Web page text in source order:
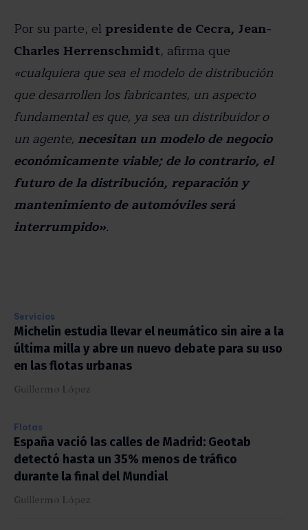
Por su parte, el presidente de Cecra, Jean-
Charles Herrenschmidt, afirma que
«cualquiera que sea el modelo de distribución
que desarrollen los fabricantes, un aspecto
fundamental es que, ya sea un distribuidor o
un agente, necesitan un modelo de negocio
económicamente viable; de ​​lo contrario, el
futuro de la distribución, reparación y
mantenimiento de automóviles será
interrumpido».
Servicios
Michelin estudia llevar el neumático sin aire a la
última milla y abre un nuevo debate para su uso
en las flotas urbanas
Guillermo López
Flotas
España vació las calles de Madrid: Geotab
detectó hasta un 35% menos de tráfico
durante la final del Mundial
Guillermo López